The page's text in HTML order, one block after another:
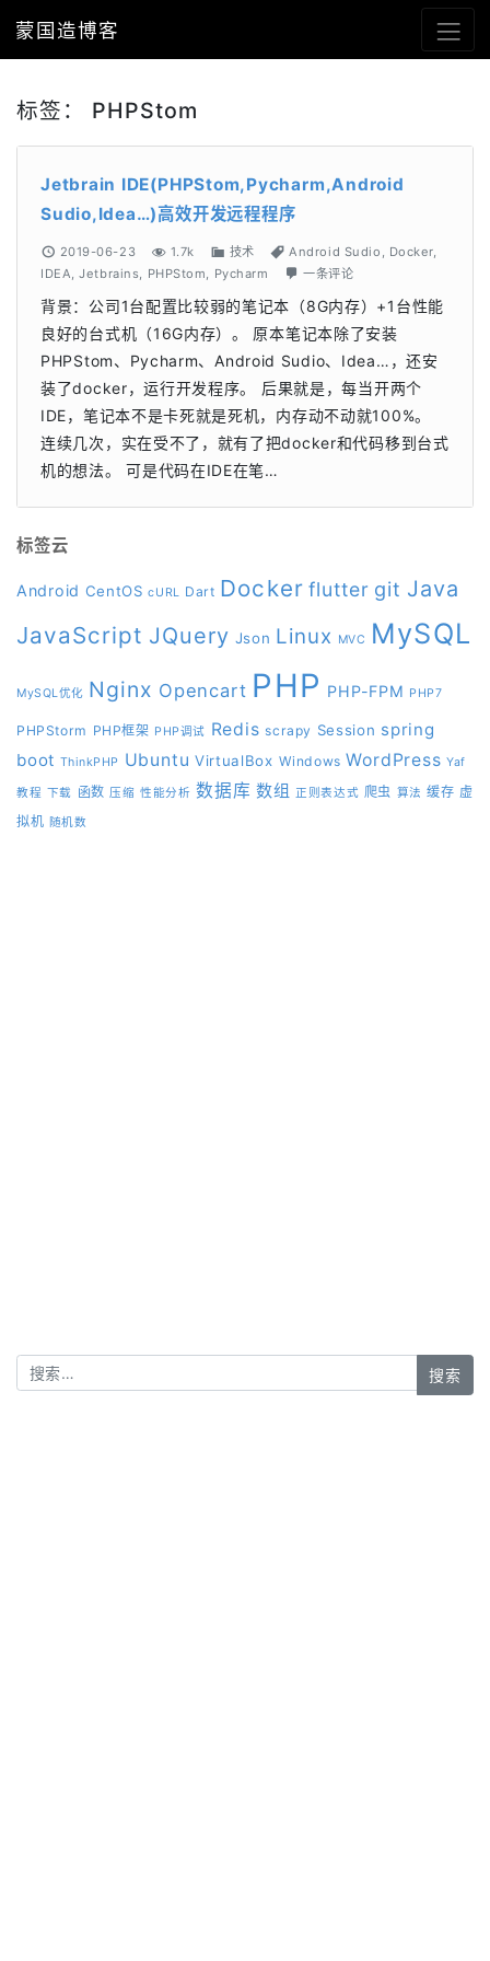
蒙国造博客
标签： PHPStom
Jetbrain IDE(PHPStom,Pycharm,Android
Sudio,Idea…)高效开发远程程序
2019-06-23 1.7k 技术 Android Sudio Docker
IDEA ,Jetbrains PHPStom Pycharm 一条评论
背景：公司1台配置比较弱的笔记本（8G内存）+1台性能
良好的台式机（16G内存）。 原本笔记本除了安装
PHPStom、Pycharm、Android Sudio、Idea…，还安
装了docker，运行开发程序。 后果就是，每当开两个
IDE，笔记本不是卡死就是死机，内存动不动就100%。
连续几次，实在受不了，就有了把docker和代码移到台式
机的想法。 可是代码在IDE在笔…
标签云
Android CentOS cURL Dart Docker flutter git Java
JavaScript JQuery Json Linux MVC MySQL
MySQL优化 Nginx Opencart PHP PHP-FPM PHP7
PHPStorm PHP框架 PHP调试 Redis scrapy Session spring
boot ThinkPHP Ubuntu VirtualBox Windows WordPress Yaf
教程 下载 函数 压缩 性能分析 数据库 数组 正则表达式 爬虫 算法 缓存 虚
拟机 随机数